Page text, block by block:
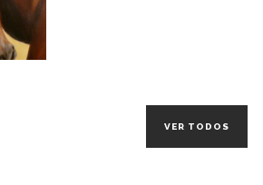
VER TODOS